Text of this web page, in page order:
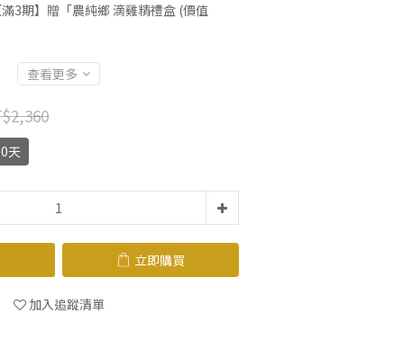
3期】贈「農純鄉 滴雞精禮盒 (價值
查看更多
天
立即購買
加入追蹤清單